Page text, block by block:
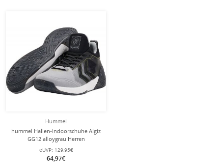
Hummel
hummel Hallen-Indoorschuhe Algiz
GG12 alloygrau Herren
eUVP: 129,95€
64,97€